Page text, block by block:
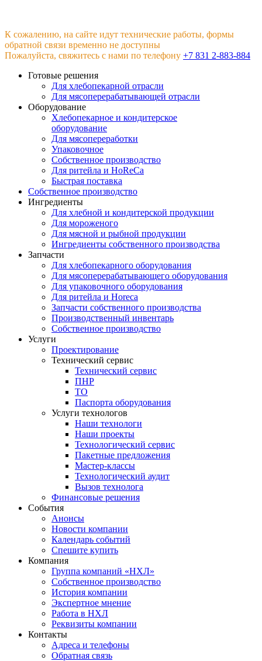
К сожалению, на сайте идут технические работы, формы
обратной связи временно не доступны
Пожалуйста, свяжитесь с нами по телефону +7 831 2-883-884
Готовые решения
Для хлебопекарной отрасли
Для мясоперерабатывающей отрасли
Оборудование
Хлебопекарное и кондитерское
оборудование
Для мясопереработки
Упаковочное
Собственное производство
Для ритейла и HoReCa
Быстрая поставка
Собственное производство
Ингредиенты
Для хлебной и кондитерской продукции
Для мороженого
Для мясной и рыбной продукции
Ингредиенты собственного производства
Запчасти
Для хлебопекарного оборудования
Для мясоперерабатывающего оборудования
Для упаковочного оборудования
Для ритейла и Horeca
Запчасти собственного производства
Производственный инвентарь
Собственное производство
Услуги
Проектирование
Технический сервис
Технический сервис
ПНР
ТО
Паспорта оборудования
Услуги технологов
Наши технологи
Наши проекты
Технологический сервис
Пакетные предложения
Мастер-классы
Технологический аудит
Вызов технолога
Финансовые решения
События
Анонсы
Новости компании
Календарь событий
Спешите купить
Компания
Группа компаний «НХЛ»
Собственное производство
История компании
Экспертное мнение
Работа в НХЛ
Реквизиты компании
Контакты
Адреса и телефоны
Обратная связь